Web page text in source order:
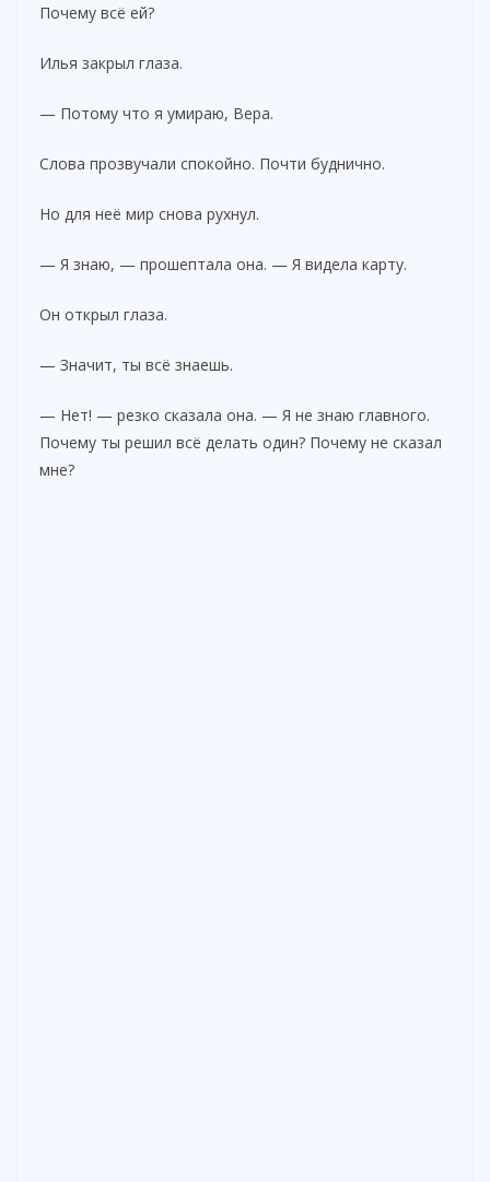
Почему всё ей?
Илья закрыл глаза.
— Потому что я умираю, Вера.
Слова прозвучали спокойно. Почти буднично.
Но для неё мир снова рухнул.
— Я знаю, — прошептала она. — Я видела карту.
Он открыл глаза.
— Значит, ты всё знаешь.
— Нет! — резко сказала она. — Я не знаю главного.
Почему ты решил всё делать один? Почему не сказал
мне?